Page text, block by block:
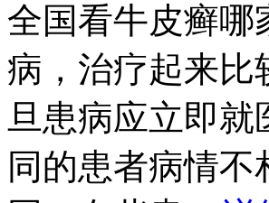
全国看牛皮癣哪
病，治疗起来比
旦患病应立即就
同的患者病情